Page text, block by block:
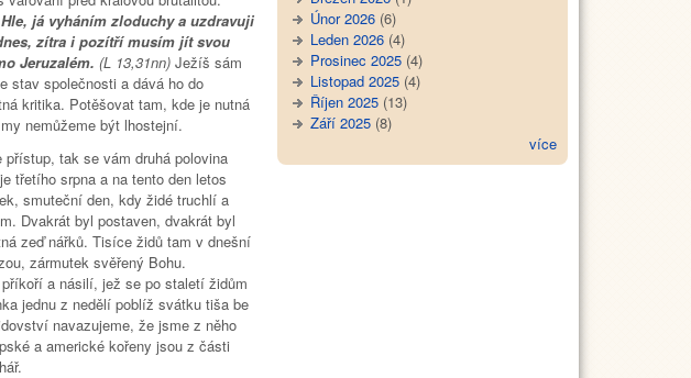
já vyháním zloduchy a uzdravuji
zítra i pozítří musím jít svou
Jeruzalém. (L 13,31nn)Ježíš sám
stav společnosti a dává ho do
kritika. Potěšovat tam, kde je nutná
nemůžeme být lhostejní.
tak se vám druhá polovina
třetího srpna a na tento den letos
smuteční den, kdy židé truchlí a
Dvakrát byl postaven, dvakrát byl
zeď nářků. Tisíce židů tam v dnešní
zármutek svěřený Bohu.
a násilí, jež se po staletí židům
jednu z nedělí poblíž svátku tiša be
navazujeme, že jsme z něho
a americké kořeny jsou z části
Únor 2026 (6)
Leden 2026 (4)
Prosinec 2025 (4)
Listopad 2025 (4)
Říjen 2025 (13)
Září 2025 (8)
více